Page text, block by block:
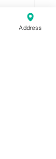
Address